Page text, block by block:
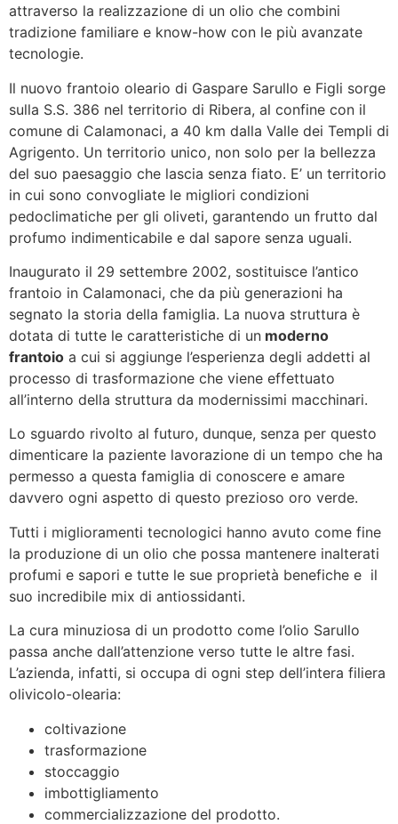
attraverso la realizzazione di un olio che combini
tradizione familiare e know-how con le più avanzate
tecnologie.
Il nuovo frantoio oleario di Gaspare Sarullo e Figli sorge
sulla S.S. 386 nel territorio di Ribera, al confine con il
comune di Calamonaci, a 40 km dalla Valle dei Templi di
Agrigento. Un territorio unico, non solo per la bellezza
del suo paesaggio che lascia senza fiato. E’ un territorio
in cui sono convogliate le migliori condizioni
pedoclimatiche per gli oliveti, garantendo un frutto dal
profumo indimenticabile e dal sapore senza uguali.
Inaugurato il 29 settembre 2002, sostituisce l’antico
frantoio in Calamonaci, che da più generazioni ha
segnato la storia della famiglia. La nuova struttura è
dotata di tutte le caratteristiche di un moderno
frantoio a cui si aggiunge l’esperienza degli addetti al
processo di trasformazione che viene effettuato
all’interno della struttura da modernissimi macchinari.
Lo sguardo rivolto al futuro, dunque, senza per questo
dimenticare la paziente lavorazione di un tempo che ha
permesso a questa famiglia di conoscere e amare
davvero ogni aspetto di questo prezioso oro verde.
Tutti i miglioramenti tecnologici hanno avuto come fine
la produzione di un olio che possa mantenere inalterati
profumi e sapori e tutte le sue proprietà benefiche e il
suo incredibile mix di antiossidanti.
La cura minuziosa di un prodotto come l’olio Sarullo
passa anche dall’attenzione verso tutte le altre fasi.
L’azienda, infatti, si occupa di ogni step dell’intera filiera
olivicolo-olearia:
coltivazione
trasformazione
stoccaggio
imbottigliamento
commercializzazione del prodotto.